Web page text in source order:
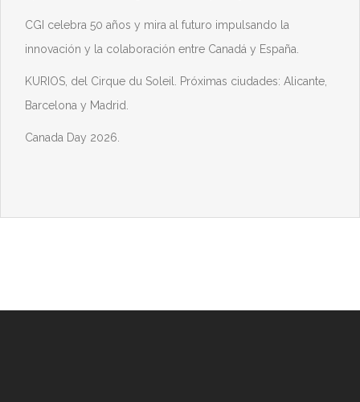
CGI celebra 50 años y mira al futuro impulsando la
innovación y la colaboración entre Canadá y España.
KURIOS, del Cirque du Soleil. Próximas ciudades: Alicante,
Barcelona y Madrid.
Canada Day 2026.